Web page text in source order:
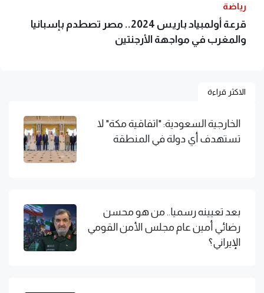
رياضة
قرعة أولمبياد باريس 2024.. مصر تصطدم بإسبانيا
والمغرب في مواجهة الأرجنتين
الاكثر قراءة
الخارجية السعودية: "اتفاقية مكة" لا
تستهدف أي دولة في المنطقة
بعد تعيينه رسميا.. من هو محسن
رضائي أمين عام مجلس الأمن القومي
الإيراني؟